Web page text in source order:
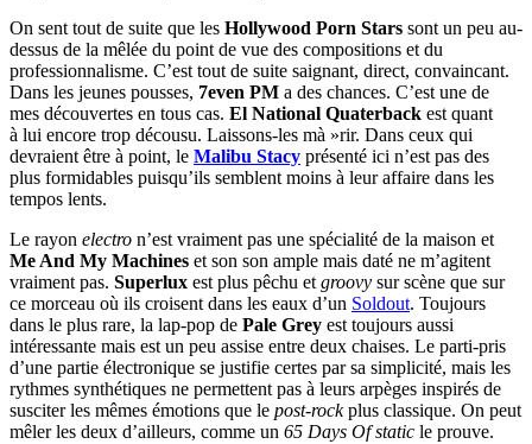
On sent tout de suite que les Hollywood Porn Stars sont un peu au-
dessus de la mêlée du point de vue des compositions et du
professionnalisme. C’est tout de suite saignant, direct, convaincant.
Dans les jeunes pousses, 7even PM a des chances. C’est une de
mes découvertes en tous cas. El National Quaterback est quant
à lui encore trop décousu. Laissons-les mà »rir. Dans ceux qui
devraient être à point, le Malibu Stacy présenté ici n’est pas des
plus formidables puisqu’ils semblent moins à leur affaire dans les
tempos lents.
Le rayon electro n’est vraiment pas une spécialité de la maison et
Me And My Machines et son son ample mais daté ne m’agitent
vraiment pas. Superlux est plus pêchu et groovy sur scène que sur
ce morceau où ils croisent dans les eaux d’un Soldout. Toujours
dans le plus rare, la lap-pop de Pale Grey est toujours aussi
intéressante mais est un peu assise entre deux chaises. Le parti-pris
d’une partie électronique se justifie certes par sa simplicité, mais les
rythmes synthétiques ne permettent pas à leurs arpèges inspirés de
susciter les mêmes émotions que le post-rockplus classique. On peut
mêler les deux d’ailleurs, comme un 65 Days Of static le prouve.